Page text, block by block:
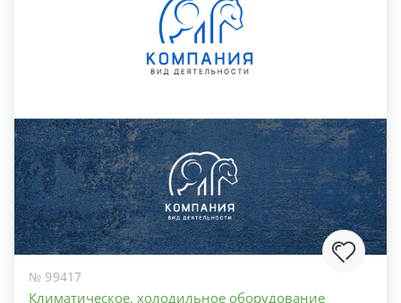
№ 99417
Климатическое, холодильное оборудование